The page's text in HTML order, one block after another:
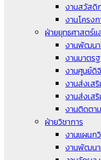
งานสวัสดิ
งานโครง
ฝ่ายยุทธศาสตร์แ
งานพัฒนา
งานมาตร
งานศูนย์ดิ
งานส่งเส
งานส่งเส
งานติดตา
ฝ่ายวิชาการ
งานแผนก
งานพัฒนา